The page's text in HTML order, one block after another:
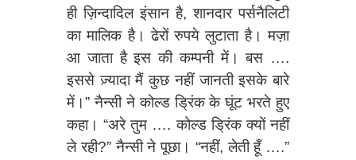
ही ज़िन्दादिल इंसान है, शानदार पर्सनैलिटी
का मालिक है। ढेरों रुपये लुटाता है। मज़ा
आ जाता है इस की कम्पनी में। बस ….
इससे ज़्यादा मैं कुछ नहीं जानती इसके बारे
में।” नैन्सी ने कोल्ड ड्रिंक के घूंट भरते हुए
कहा। “अरे तुम …. कोल्ड ड्रिंक क्यों नहीं
ले रही?” नैन्सी ने पूछा। “नहीं, लेती हूँ ….”